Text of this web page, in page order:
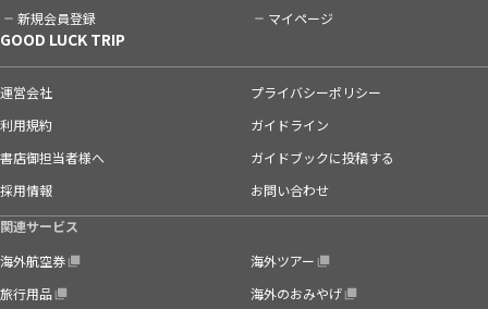
新規会員登録 マイページ
GOOD LUCK TRIP
運営会社
プライバシーポリシー
利用規約
ガイドライン
書店御担当者様へ
ガイドブックに投稿する
採用情報
お問い合わせ
関連サービス
海外航空券
海外ツアー
旅行用品
海外のおみやげ